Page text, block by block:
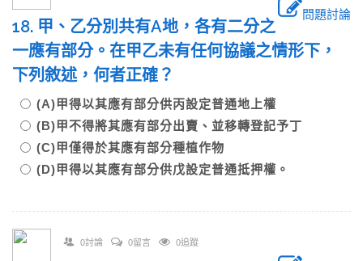
問題討論
18. 甲、乙分別共有A地，各有二分之
一應有部分。在甲乙未有任何協議之情形下，
下列敘述，何者正確？
(A)甲得以其應有部分供丙設定普通地上權
(B)甲不得將其應有部分出賣、並移轉登記予丁
(C)甲僅得於其應有部分種植作物
(D)甲得以其應有部分供戊設定普通抵押權。
0討論 0留言 0追蹤